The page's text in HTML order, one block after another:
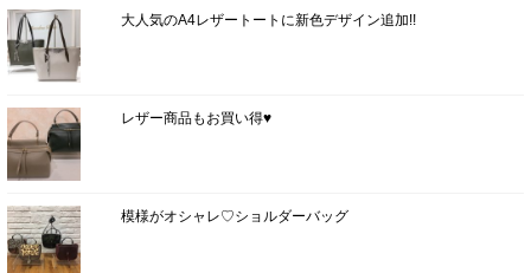
大人気のA4レザートートに新色デザイン追加!!
レザー商品もお買い得♥
模様がオシャレ♡ショルダーバッグ